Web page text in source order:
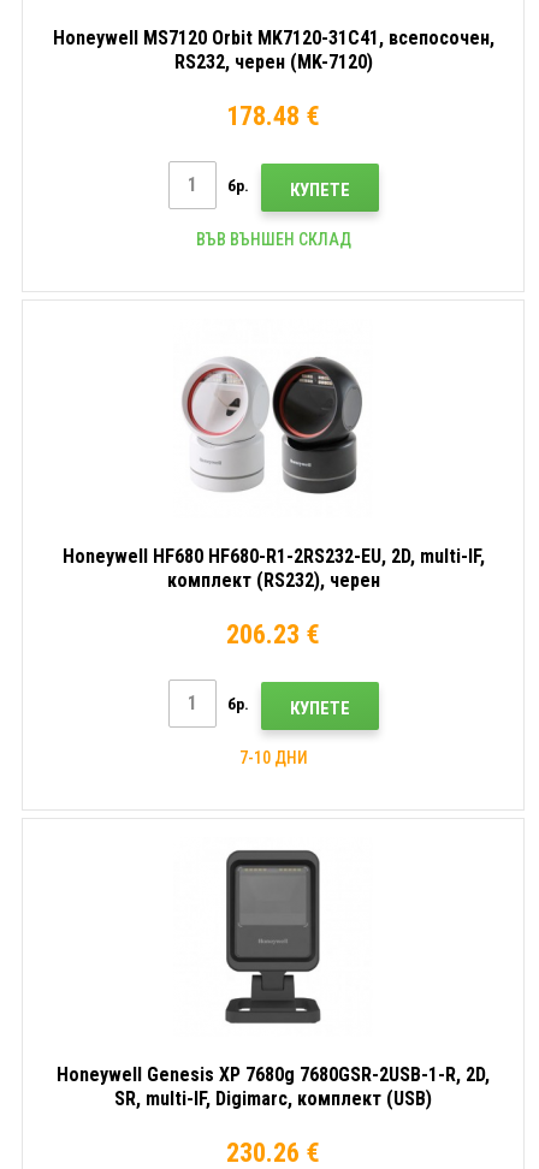
Honeywell MS7120 Orbit MK7120-31C41, всепосочен,
RS232, черен (MK-7120)
178.48 €
бр. КУПЕТЕ
ВЪВ ВЪНШЕН СКЛАД
Honeywell HF680 HF680-R1-2RS232-EU, 2D, multi-IF,
комплект (RS232), черен
206.23 €
бр. КУПЕТЕ
7-10 ДНИ
Honeywell Genesis XP 7680g 7680GSR-2USB-1-R, 2D,
SR, multi-IF, Digimarc, комплект (USB)
230.26 €